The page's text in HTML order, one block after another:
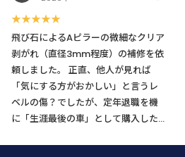
★★★★★
飛び石によるAピラーの微細なクリア
剥がれ（直径3mm程度）の補修を依
頼しました。 正直、他人が見れば
「気にする方がおかしい」と言うレ
ベルの傷？でしたが、定年退職を機
に「生涯最後の車」として購入した